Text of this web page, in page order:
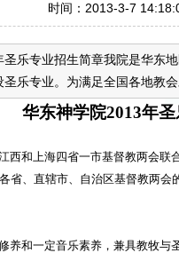
时间：2013-3-7
乐专业招生简章我院是华东
乐专业。为满足全国各地教
华东神学院2013年
西和上海四省一市基督教两会联
省、直辖市、自治区基督教两
养和一定音乐素养，兼具教牧与